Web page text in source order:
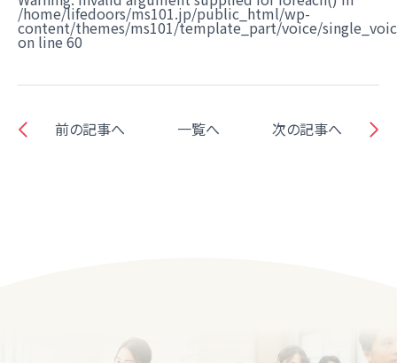
/home/lifedoors/ms101.jp/public_html/wp-
content/themes/ms101/template_part/voice/
on line 60
前の記事へ 一覧へ 次の記事へ